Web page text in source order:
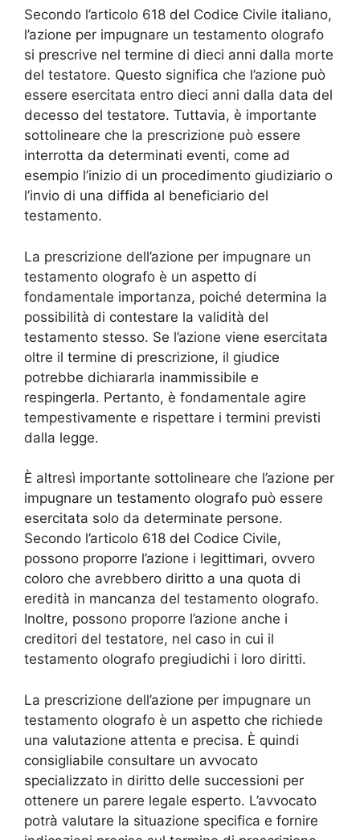
Secondo l’articolo 618 del Codice Civile italiano,
l’azione per impugnare un testamento olografo
si prescrive nel termine di dieci anni dalla morte
del testatore. Questo significa che l’azione può
essere esercitata entro dieci anni dalla data del
decesso del testatore. Tuttavia, è importante
sottolineare che la prescrizione può essere
interrotta da determinati eventi, come ad
esempio l’inizio di un procedimento giudiziario o
l’invio di una diffida al beneficiario del
testamento.
La prescrizione dell’azione per impugnare un
testamento olografo è un aspetto di
fondamentale importanza, poiché determina la
possibilità di contestare la validità del
testamento stesso. Se l’azione viene esercitata
oltre il termine di prescrizione, il giudice
potrebbe dichiararla inammissibile e
respingerla. Pertanto, è fondamentale agire
tempestivamente e rispettare i termini previsti
dalla legge.
È altresì importante sottolineare che l’azione per
impugnare un testamento olografo può essere
esercitata solo da determinate persone.
Secondo l’articolo 618 del Codice Civile,
possono proporre l’azione i legittimari, ovvero
coloro che avrebbero diritto a una quota di
eredità in mancanza del testamento olografo.
Inoltre, possono proporre l’azione anche i
creditori del testatore, nel caso in cui il
testamento olografo pregiudichi i loro diritti.
La prescrizione dell’azione per impugnare un
testamento olografo è un aspetto che richiede
una valutazione attenta e precisa. È quindi
consigliabile consultare un avvocato
specializzato in diritto delle successioni per
ottenere un parere legale esperto. L’avvocato
potrà valutare la situazione specifica e fornire